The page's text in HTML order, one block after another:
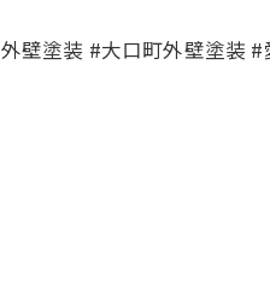
壁塗装 #大口町外壁塗装